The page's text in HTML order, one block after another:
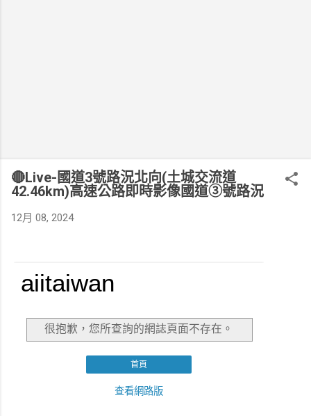
🔴Live-國道3號路況北向(土城交流道
42.46km)高速公路即時影像國道③號路況
12月 08, 2024